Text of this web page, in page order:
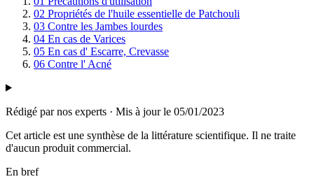
02 Propriétés de l'huile essentielle de Patchouli
03 Contre les Jambes lourdes
04 En cas de Varices
05 En cas d' Escarre, Crevasse
06 Contre l' Acné
Rédigé par nos experts · Mis à jour le 05/01/2023
Cet article est une synthèse de la littérature scientifique. Il ne traite
d'aucun produit commercial.
En bref